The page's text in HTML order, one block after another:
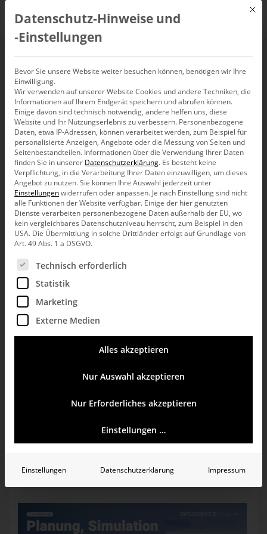
Bissantz’Numbers auf
der Überholspur
Die typografisch skalierten Zahlen der Zahlogramme
schlagen Diagramme und Grafiken – ausgerechnet dort, wo
diese eigentlich Vorteile haben sollten – im schnellen
Verständnis von Zahlen.
Unser Forschungsblog Juli 2017 fühlt den
Bissantz’Numbers„auf die Zahl“ und vergleicht die
Bissantz’Numbers im Experiment mit anderen grafischen
Darstellungen, wie etwa Kreisen.
Lassen Sie sich von den
Ergebnissen der Experimente
überzeugen!
Samstag, 1. Juli 2017
Bissantz'Numbers
Skalierung Diagramme
Mit
Datenschutz-Hinweise und
‑Einstellungen
Bevor Sie unsere Website weiter besuchen können, benötigen wir Ihre
Einwilligung.
Wir verwenden auf unserer Website Cookies und andere Techniken, die
Informationen auf Ihrem Endgerät speichern und abrufen können.
Einige davon sind technisch notwendig, andere helfen uns, diese
Website und Ihr Nutzungserlebnis zu verbessern. Personenbezogene
Daten, etwa IP-Adressen, können verarbeitet werden, zum Beispiel für
personalisierte Anzeigen, Angebote oder die Messung von Seiten und
Seitenbestandteilen. Informationen über die Verwendung Ihrer Daten
finden Sie in unserer Datenschutzerklärung. Es besteht keine
Verpflichtung, in die Verarbeitung Ihrer Daten einzuwilligen, um dieses
Angebot zu nutzen.Sie können Ihre Auswahl jederzeit unter
Einstellungenwiderrufen oder anpassen. Je nach Einstellung sind nicht
alle Funktionen der Website verfügbar. Einige der hier genutzten
Dienste verarbeiten personenbezogene Daten außerhalb der EU, wo
kein vergleichbares Datenschutzniveau herrscht, zum Beispiel in den
USA. Die Übermittlung in solche Drittländer erfolgt auf Grundlage von
Art. 49 Abs. 1 a DSGVO.
Es folgt eine Liste der Service-Gruppen, für die eine
Technisch erforderlich
Statistik
Marketing
Externe Medien
Alles akzeptieren
Nur Auswahl akzeptieren
Nur Erforderliches akzeptieren
Einstellungen …
Einstellungen Datenschutzerklärung Impressum